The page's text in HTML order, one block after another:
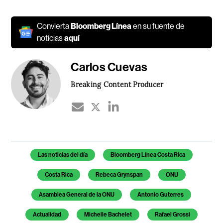
ConviertaBloomberg Línea en su fuente de
noticiasaquí
Carlos Cuevas
Breaking Content Producer
Temas de este artículo
Las noticias del día Bloomberg Línea Costa Rica
Costa Rica Rebeca Grynspan ONU
Asamblea General de la ONU Antonio Guterres
Actualidad Michelle Bachelet Rafael Grossi